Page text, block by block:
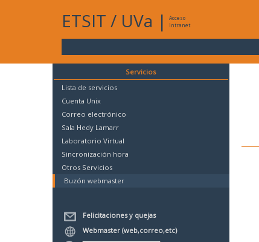
ETSIT / UVa |
Acceso
Intranet
Servicios
Lista de servicios
Cuenta Unix
Correo electrónico
Sala Hedy Lamarr
Laboratorio Virtual
Sincronización hora
Otros Servicios
Buzón webmaster
Felicitaciones y quejas
Webmaster (web,correo,etc)